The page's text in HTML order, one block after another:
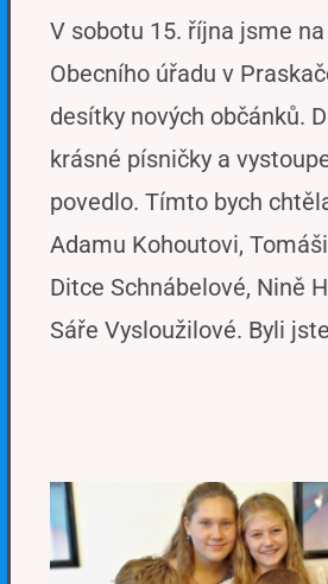
V sobotu 15. října jsme
Obecního úřadu v
desítky nových občánků.
krásné písničky a
povedlo. Tímto bych
Adamu Kohoutovi,
Ditce Schnábelové, Nině
Sáře Vysloužilové. Byli